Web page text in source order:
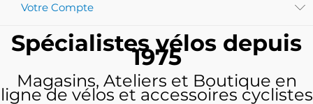
Votre Compte
Spécialistes vélos depuis
1975
Magasins, Ateliers et Boutique en
ligne de vélos et accessoires cyclistes